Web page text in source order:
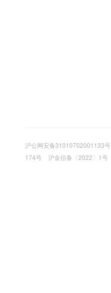
沪公网安备31010702001133号
174号
沪金信备〔2022〕1号